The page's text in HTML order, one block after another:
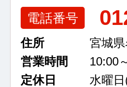
電話番号
住所
宮城
営業時間
10:00
定休日
水曜日